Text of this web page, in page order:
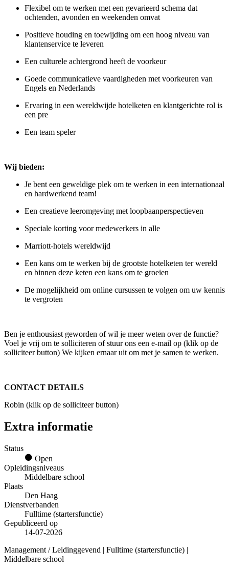
Flexibel om te werken met een gevarieerd schema dat
ochtenden, avonden en weekenden omvat
Positieve houding en toewijding om een hoog niveau van
klantenservice te leveren
Een culturele achtergrond heeft de voorkeur
Goede communicatieve vaardigheden met voorkeuren van
Engels en Nederlands
Ervaring in een wereldwijde hotelketen en klantgerichte rol is
een pre
Een team speler
Wij bieden:
Je bent een geweldige plek om te werken in een internationaal
en hardwerkend team!
Een creatieve leeromgeving met loopbaanperspectieven
Speciale korting voor medewerkers in alle
Marriott-hotels wereldwijd
Een kans om te werken bij de grootste hotelketen ter wereld
en binnen deze keten een kans om te groeien
De mogelijkheid om online cursussen te volgen om uw kennis
te vergroten
Ben je enthousiast geworden of wil je meer weten over de functie?
Voel je vrij om te solliciteren of stuur ons een e-mail op (klik op de
solliciteer button) We kijken ernaar uit om met je samen te werken.
CONTACT DETAILS
Robin (klik op de solliciteer button)
Extra informatie
Status
Open
Opleidingsniveaus
Middelbare school
Plaats
Den Haag
Dienstverbanden
Fulltime (startersfunctie)
Gepubliceerd op
14-07-2026
Management / Leidinggevend | Fulltime (startersfunctie) |
Middelbare school